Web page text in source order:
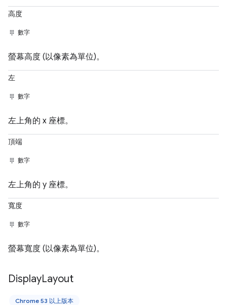
高度
數字
螢幕高度 (以像素為單位)。
左
數字
左上角的 x 座標。
頂端
數字
左上角的 y 座標。
寬度
數字
螢幕寬度 (以像素為單位)。
DisplayLayout
Chrome 53 以上版本